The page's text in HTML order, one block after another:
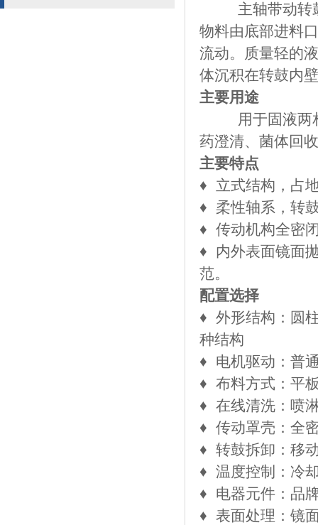
主轴带动转鼓
物料由底部进料
流动。质量轻的
体沉积在转鼓内
主要用途
用于固液两
药澄清、菌体回
主要特点
​♦
立式结构，占
​♦
柔性轴系，转
​♦ 传动机构全密
​♦
内外表面镜面
范。
配置选择
​♦ 外形结构：圆
种结构
​♦
电机驱动：普
​♦ 布料方式：平
​♦ 在线清洗：喷
​♦ 传动罩壳：全
​♦ 转鼓拆卸：移
​♦ 温度控制：冷
​♦
电器元件：品
​♦ 表面处理：镜